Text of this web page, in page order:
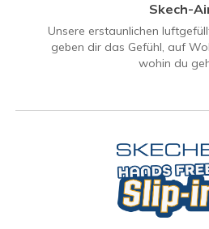
Skech-
Unsere erstaunlichen
geben dir das Gefühl, auf
wohin du